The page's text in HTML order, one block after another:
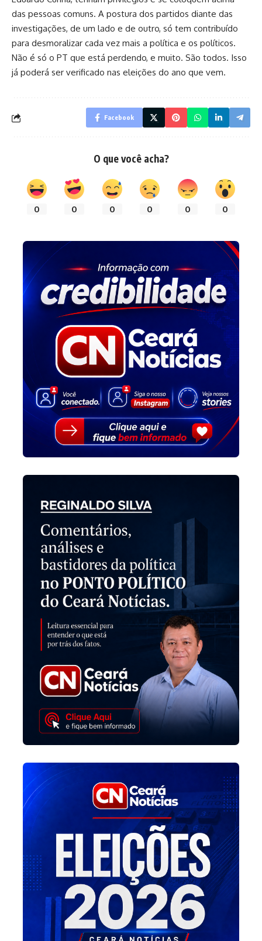
das pessoas comuns. A postura dos partidos diante das
investigações, de um lado e de outro, só tem contribuído
para desmoralizar cada vez mais a política e os políticos.
Não é só o PT que está perdendo, e muito. São todos. Isso
já poderá ser verificado nas eleições do ano que vem.
Facebook
O que você acha?
0 0 0 0 0 0